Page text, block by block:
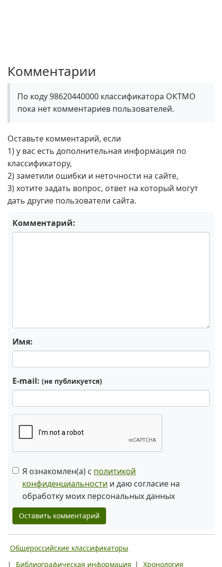
Комментарии
По коду 98620440000 классификатора ОКТМО
пока нет комментариев пользователей.
Оставьте комментарий, если
1) у вас есть дополнительная информация по
классификатору,
2) заметили ошибки и неточности на сайте,
3) хотите задать вопрос, ответ на который могут
дать другие пользователи сайта.
Комментарий:
Имя:
E-mail: (не публикуется)
Я ознакомлен(а) с политикой
конфиденциальности и даю согласие на
обработку моих персональных данных
Оставить комментарий
Общероссийские классификаторы
|
Библиографическая информация | Хронология